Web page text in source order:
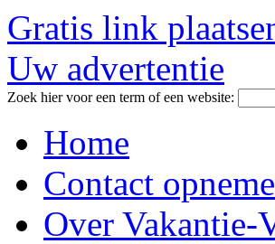
Gratis link
Uw advertentie
Zoek hier voor een term of een website:
Home
Contact
Over Vakantie-